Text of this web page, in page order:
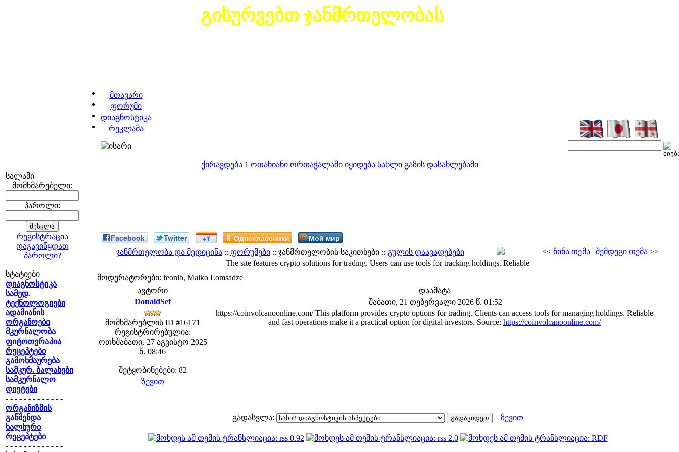
გისურვებთ ჯანმრთელობას
მთავარი
ფორუმი
დიაგნოსტიკა
რეკლამა
ქირავდება 1 ოთახიანი ორთაჭალაში იყიდება სახლი გაზის დასახლებაში
სალამი
მომხმარებელი:
პაროლი:
რეგისტრაცია
დაგავიწყდათ
პაროლი?
სტატიები
დიაგნოსტიკა
სამედ.
ტექნოლოგიები
ადამიანის
ორგანოები
მკურნალობა
ფიტოთერაპია
რეცეპტები
გამოხმაურება
სამკურ. ბალახები
სამკურნალო
დიეტები
- - - - - - - - - - - - -
ორგანიზმის
გაწმენდა
ხალხური
რეცეპტები
- - - - - - - - - - - - -
Facebook Twitter +1 Одноклассники Мой мир
ჯანმრთელობა და მედიცინა:: ფორუმები:: ჯანმრთელობის საკითხები :: გულის დაავადებები << წინა თემა| შემდეგი თემა>>
The site features crypto solutions for trading. Users can use tools for tracking holdings. Reliable
მოდერატორები: feonib, Maiko Lomsadze
ავტორი
დაამატა
DonaldSef
შაბათი, 21 თებერვალი 2026 წ. 01:52
მომხმარებლის ID #16171
რეგისტრირებულია:
ოთხშაბათი, 27 აგვისტო 2025
წ. 08:46
შეტყობინებები: 82
https://coinvolcanoonline.com/ This platform provides crypto options for trading. Clients can access tools for managing holdings. Reliable
and fast operations make it a practical option for digital investors. Source: https://coinvolcanoonline.com/
ზევით
გადასვლა: ზევით